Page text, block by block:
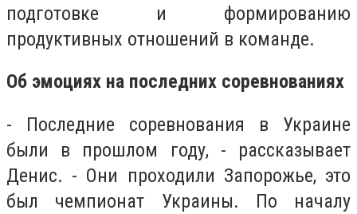
подготовке и формированию
продуктивных отношений в команде.
Об эмоциях на последних соревнованиях
- Последние соревнования в Украине
были в прошлом году, - рассказывает
Денис. - Они проходили Запорожье, это
был чемпионат Украины. По началу